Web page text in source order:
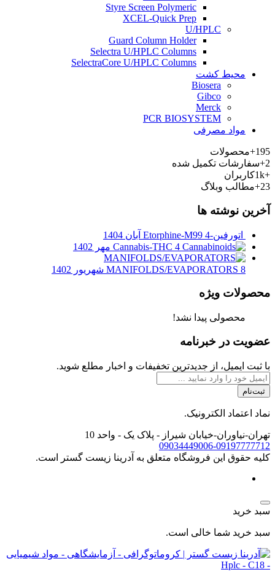
Styre Screen Polymeric
XCEL-Quick Prep
U/HPLC
Guard Column Holder
Selectra U/HPLC Columns
SelectraCore U/HPLC Columns
محیط کشت
Biosera
Gibco
Merck
PCR BIOSYSTEM
مواد مصرفی
195+
محصولات
2+
سفارشات تکمیل شده
+1k
کاربران
23+
مطالب وبلاگ
آخرین نوشته ها
اتورفین-Etorphine-M994 آبان 1404
Cannabis-THC 4 مهر 1402
MANIFOLDS/EVAPORATORS 8 شهریور 1402
محصولات ویژه
محصولی پیدا نشد!
عضویت در خبرنامه
با ثبت ایمیل، از جدید‌ترین تخفیفات و اخبار مطلع شوید.
ثبت‌نام
نماد اعتماد الکترونیک.
تهران-نیاوران-خیابان شیراز - پلاک یک - واحد 10
09034449006-09197777712
کليه حقوق اين فروشگاه متعلق به آدرینا زیست گستر است.
سبد خرید
سبد خرید شما خالی است.